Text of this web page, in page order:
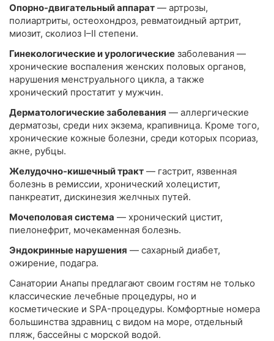
Опорно-двигательный аппарат — артрозы,
полиартриты, остеохондроз, ревматоидный артрит,
миозит, сколиоз I–II степени.
Гинекологические и урологические заболевания —
хронические воспаления женских половых органов,
нарушения менструального цикла, а также
хронический простатит у мужчин.
Дерматологические заболевания — аллергические
дерматозы, среди них экзема, крапивница. Кроме того,
хронические кожные болезни, среди которых псориаз,
акне, рубцы.
Желудочно-кишечный тракт — гастрит, язвенная
болезнь в ремиссии, хронический холецистит,
панкреатит, дискинезия желчных путей.
Мочеполовая система — хронический цистит,
пиелонефрит, мочекаменная болезнь.
Эндокринные нарушения — сахарный диабет,
ожирение, подагра.
Санатории Анапы предлагают своим гостям не только
классические лечебные процедуры, но и
косметические и SPA-процедуры. Комфортные номера
большинства здравниц с видом на море, отдельный
пляж, бассейны с морской водой.